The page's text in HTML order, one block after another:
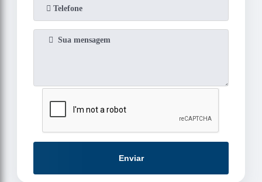
Enviar